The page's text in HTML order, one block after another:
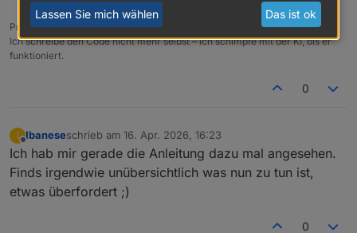
Proxmox und HA ...
Ich schreibe den Code nicht mehr selbst – ich schimpfe mit der KI, bis er
funktioniert.
0
I
Offline
Ibaneseschrieb am 16. Apr. 2026, 16:23
zuletzt editiert von
Ich hab mir gerade die Anleitung dazu mal angesehen.
Finds irgendwie unübersichtlich was nun zu tun ist,
etwas überfordert ;)
0
Lassen Sie mich wählen Das ist ok